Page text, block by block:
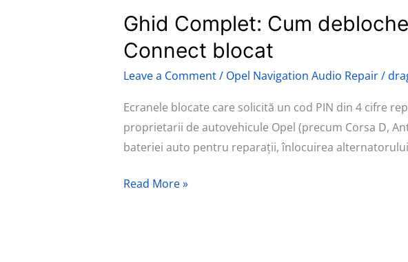
Ghid Complet: Cum
Connect blocat
Leave a Comment/ Opel Navigation Audio Repair/
Ecranele blocate care solicită un cod PIN din 4 cifre
proprietarii de autovehicule Opel (precum Corsa D,
bateriei auto pentru reparații, înlocuirea
Ghid
Complet:
Cum
deblochezi
un
sistem
de
Opel
Read More »